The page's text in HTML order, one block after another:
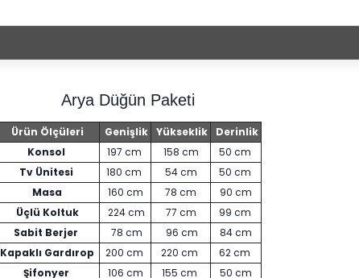
Arya Düğün Paketi
Ürün Ölçüleri Genişlik Yükseklik
Derinlik
Konsol
197 cm 158 cm
50 cm
Tv Ünitesi
180 cm 54 cm
50 cm
Masa
160 cm 78 cm
90 cm
Üçlü Koltuk
224 cm 77 cm
99 cm
Sabit Berjer
78 cm 96 cm
84 cm
Kapaklı Gardırop
200 cm 220 cm
62 cm
Şifonyer
106 cm 155 cm
50 cm